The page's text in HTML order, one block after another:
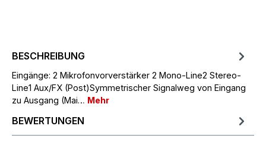
BESCHREIBUNG
Eingänge: 2 Mikrofonvorverstärker 2 Mono-Line2 Stereo-
Line1 Aux/FX (Post)Symmetrischer Signalweg von Eingang
zu Ausgang (Mai… Mehr
BEWERTUNGEN